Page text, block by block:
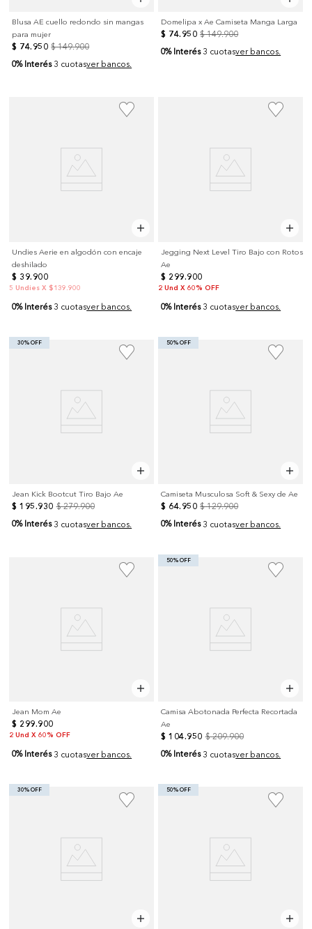
Blusa AE cuello redondo sin mangas
para mujer
$ 74. 950 $ 149.900
0% Interés 3 cuotasver bancos.
Domelipa x Ae Camiseta Manga Larga
$ 74. 950 $ 149.900
0% Interés 3 cuotasver bancos.
Undies Aerie en algodón con encaje
deshilado
$ 39. 900
5 Undies X $139.900
0% Interés 3 cuotasver bancos.
Jegging Next Level Tiro Bajo con Rotos
Ae
$ 299.900
2 Und X 60% OFF
0% Interés 3 cuotasver bancos.
30% OFF
Jean Kick Bootcut Tiro Bajo Ae
$ 195.930 $ 279.900
0% Interés 3 cuotasver bancos.
50% OFF
Camiseta Musculosa Soft & Sexy de Ae
$ 64. 950 $ 129.900
0% Interés 3 cuotasver bancos.
Jean Mom Ae
$ 299.900
2 Und X 60% OFF
0% Interés 3 cuotasver bancos.
50% OFF
Camisa Abotonada Perfecta Recortada
Ae
$ 104.950 $ 209.900
0% Interés 3 cuotasver bancos.
30% OFF 50% OFF